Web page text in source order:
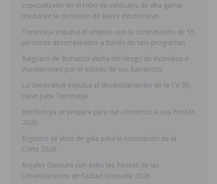
especializado en el robo de vehículos de alta gama
mediante la clonación de llaves electrónicas
Torrevieja impulsa el empleo con la contratación de 55
personas desempleadas a través de seis programas
Raiguero de Bonanza alerta del riesgo de incendios e
inundaciones por el estado de sus barrancos
La Generalitat impulsa el desdoblamiento de la CV-95,
clave para Torrevieja
Benferri ya se prepara para dar comienzo a sus Fiestas
2026
Bigastro se viste de gala para la coronación de la
Corte 2026
Rojales clausura con éxito las Fiestas de las
Urbanizaciones de Ciudad Quesada 2026